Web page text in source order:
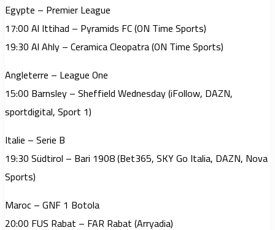
Egypte – Premier League
17:00 Al Ittihad – Pyramids FC (ON Time Sports)
19:30 Al Ahly – Ceramica Cleopatra (ON Time Sports)
Angleterre – League One
15:00 Barnsley – Sheffield Wednesday (iFollow, DAZN,
sportdigital, Sport 1)
Italie – Serie B
19:30 Südtirol – Bari 1908 (Bet365, SKY Go Italia, DAZN, Nova
Sports)
Maroc – GNF 1 Botola
20:00 FUS Rabat – FAR Rabat (Arryadia)